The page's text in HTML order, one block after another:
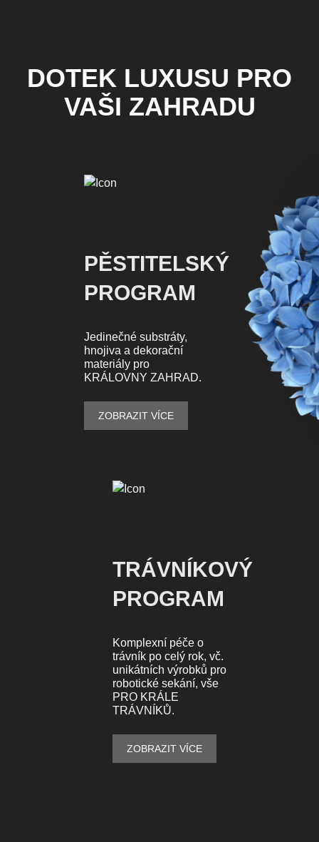
DOTEK LUXUSU PRO
VAŠI ZAHRADU
PĚSTITELSKÝ
PROGRAM
Jedinečné substráty,
hnojiva a dekorační
materiály pro
KRÁLOVNY ZAHRAD.
ZOBRAZIT VÍCE
TRÁVNÍKOVÝ
PROGRAM
Komplexní péče o
trávník po celý rok, vč.
unikátních výrobků pro
robotické sekání, vše
PRO KRÁLE
TRÁVNÍKŮ.
ZOBRAZIT VÍCE